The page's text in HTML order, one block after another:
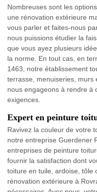
Nombreuses sont les
une rénovation extérieure
vous parler et faites-nous
nous puissions étudier la
que vous ayez plusieurs
la norme. En tout cas, en
1463, notre établissement
terrasse, menuiseries, murs
nous engageons à rendre à
exigences.
Expert en peinture
Ravivez la couleur de votre
notre entreprise Guerdener
entreprises de peinture
fournir la satisfaction dont
toiture en tuile, ardoise, tôle
rénovation extérieure à